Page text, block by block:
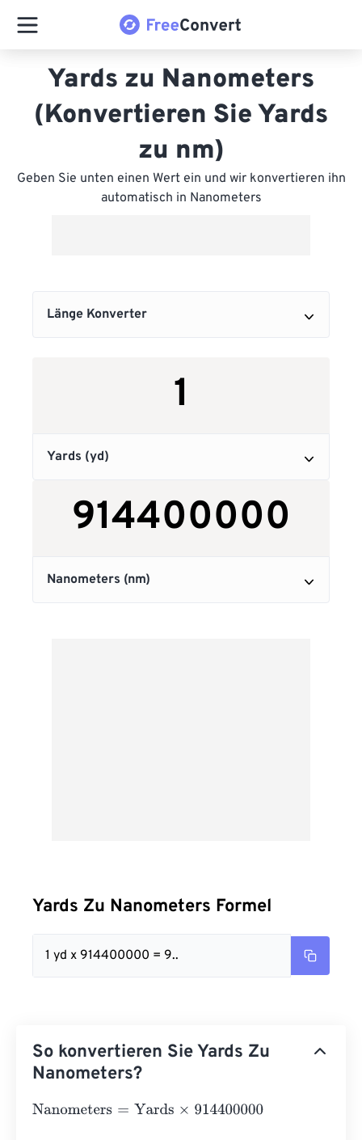
Yards zu Nanometers
(Konvertieren Sie Yards
zu nm)
Geben Sie unten einen Wert ein und wir konvertieren ihn
automatisch in Nanometers
Yards Zu Nanometers Formel
1 yd x 914400000 = 9..
So konvertieren Sie Yards Zu
Nanometers?
Nanometers= Yards×914400000